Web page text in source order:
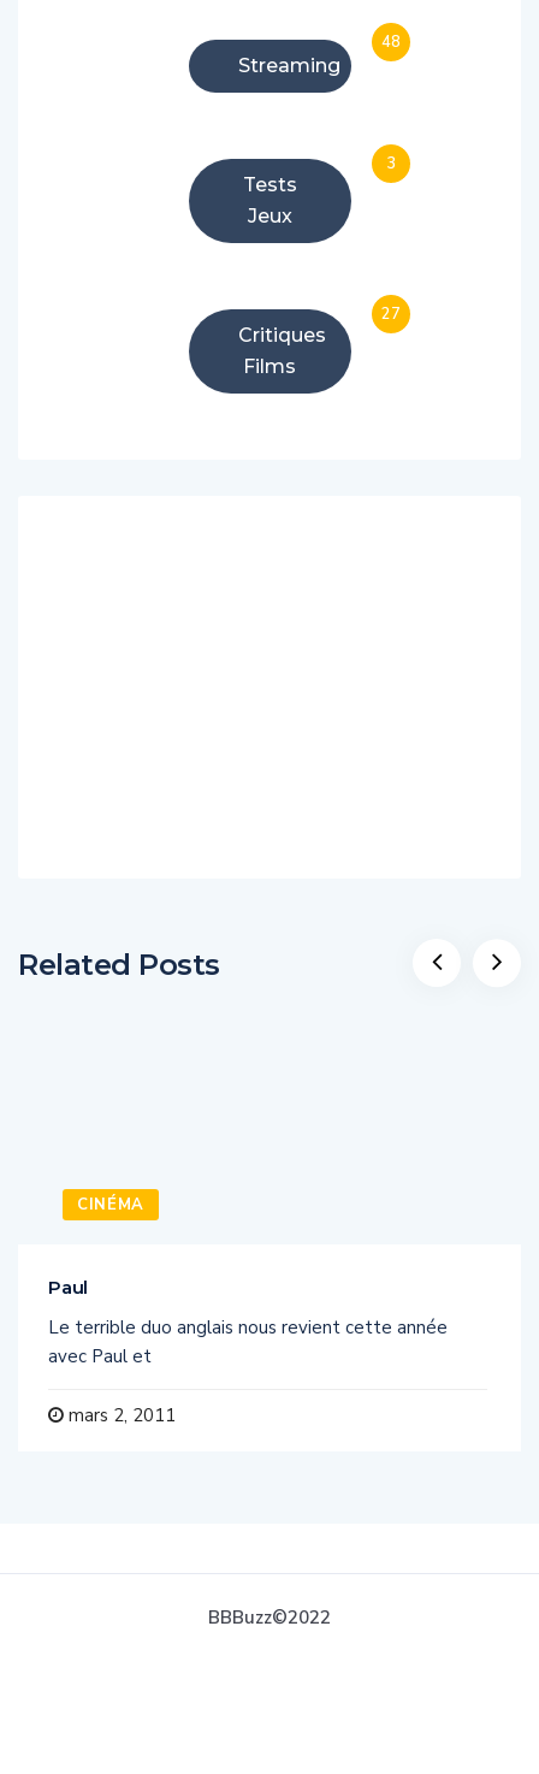
Streaming
48
Tests
Jeux
3
Critiques
Films
27
Related Posts
CINÉMA
Paul
Le terrible duo anglais nous revient cette année
avec Paul et
mars 2, 2011
BBBuzz©2022